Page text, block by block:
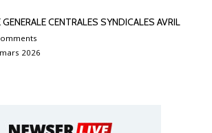
GENERALE CENTRALES SYNDICALES AVRIL
2026